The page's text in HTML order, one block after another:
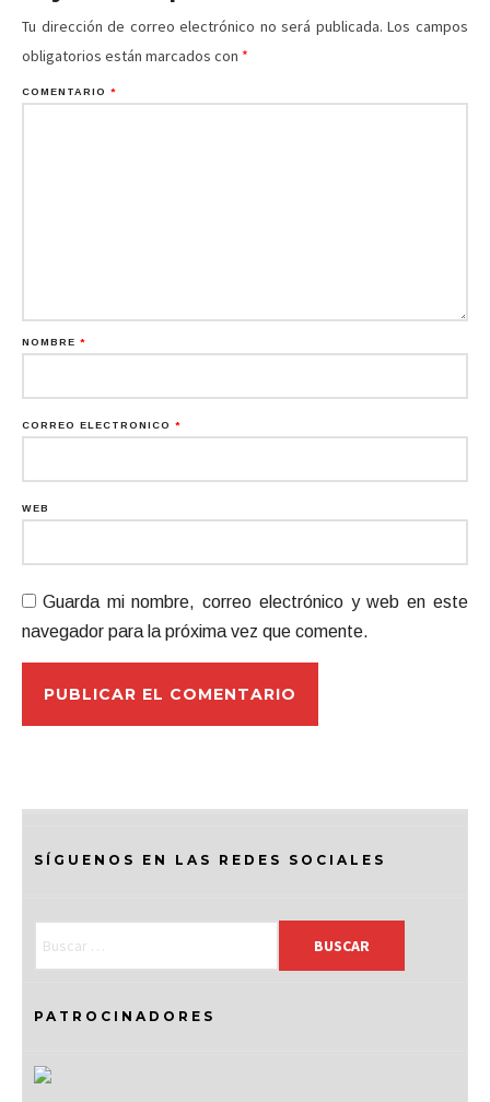
Tu dirección de correo electrónico no será publicada. Los campos
obligatorios están marcados con *
COMENTARIO *
NOMBRE *
CORREO ELECTRÓNICO *
WEB
Guarda mi nombre, correo electrónico y web en este
navegador para la próxima vez que comente.
SÍGUENOS EN LAS REDES SOCIALES
PATROCINADORES